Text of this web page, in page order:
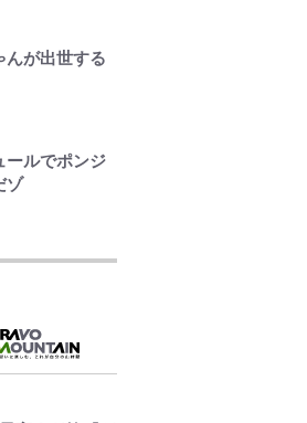
んが出世する
ールでポンジ
ゾ
誹謗中傷動
る「保育園落
死ね」